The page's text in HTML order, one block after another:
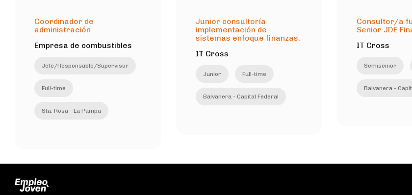
Coordinador de
administración
Empresa de combustibles
Jefe/Responsable/Supervisor
Full-time
Sta. Rosa - La Pampa
Junior consultoría
implementación de
sistemas enfoque finanzas.
IT Cross
Junior Full-time
Balvanera - Capital Federal
Consultor/a
Senior JDE
IT Cross
Semisenior
Balvanera -